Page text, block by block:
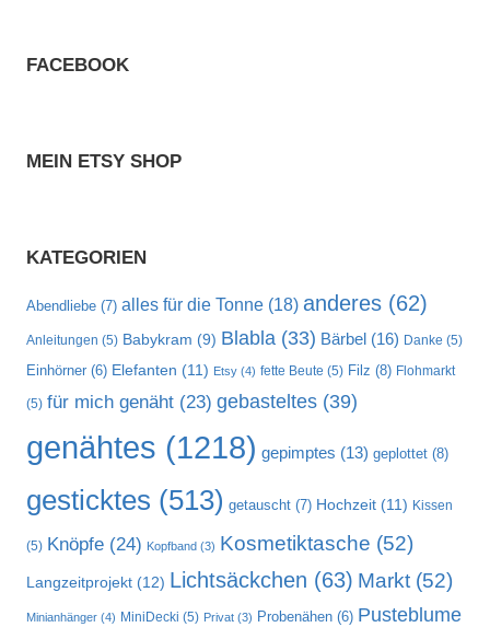
FACEBOOK
MEIN ETSY SHOP
KATEGORIEN
Abendliebe (7) alles für die Tonne (18) anderes (62)
Anleitungen (5) Babykram (9) Blabla (33) Bärbel (16) Danke (5)
Einhörner (6) Elefanten (11) Etsy (4) fette Beute (5) Filz (8) Flohmarkt
(5) für mich genäht (23) gebasteltes (39)
genähtes (1218) gepimptes (13) geplottet (8)
gesticktes (513) getauscht (7) Hochzeit (11) Kissen
(5) Knöpfe (24) Kopfband (3) Kosmetiktasche (52)
Langzeitprojekt (12) Lichtsäckchen (63) Markt (52)
Minianhänger (4) MiniDecki (5) Privat (3) Probenähen (6) Pusteblume